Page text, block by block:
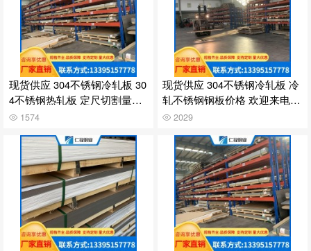
现货供应 304不锈钢冷轧板 30
4不锈钢热轧板 定尺切割量大
价优1574
现货供应 304不锈钢冷轧板 冷
轧不锈钢钢板价格 欢迎来电咨
询 2029